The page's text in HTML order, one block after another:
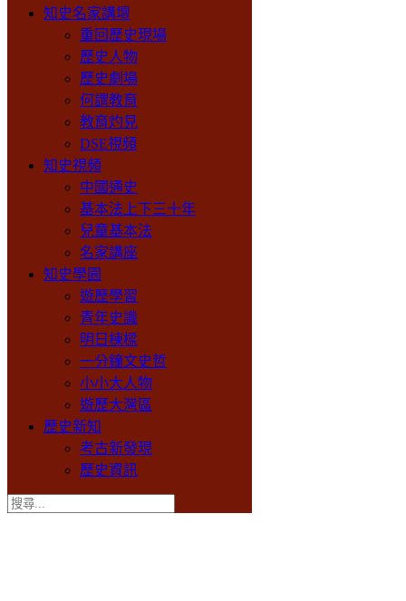
知史名家講壇
重回歷史現場
歷史人物
歷史劇場
何謂教育
教育灼見
DSE視頻
知史視頻
中國通史
基本法上下三十年
兒童基本法
名家講座
知史學園
遊歷學習
青年史識
明日棟樑
一分鐘文史哲
小小大人物
遊歷大灣區
歷史新知
考古新發現
歷史資訊